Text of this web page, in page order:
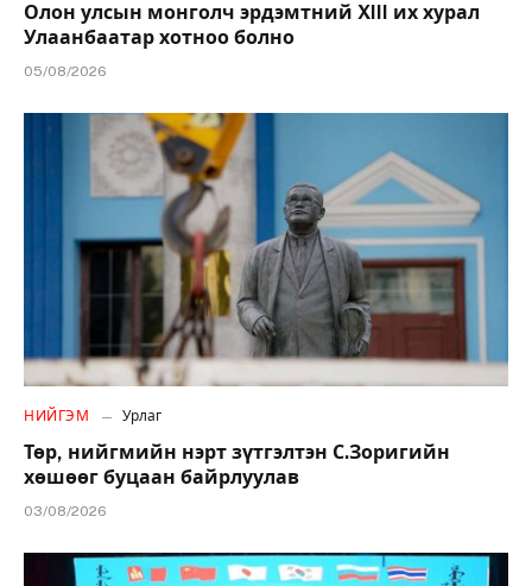
Олон улсын монголч эрдэмтний XIII их хурал
Улаанбаатар хотноо болно
05/08/2026
НИЙГЭМ Урлаг
Төр, нийгмийн нэрт зүтгэлтэн С.Зоригийн
хөшөөг буцаан байрлуулав
03/08/2026